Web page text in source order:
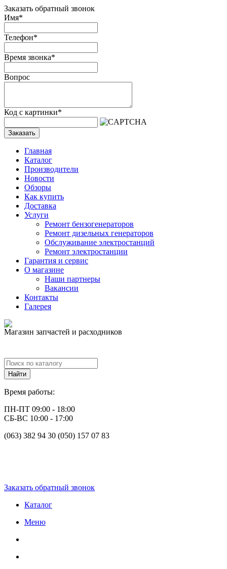
Заказать обратный звонок
Имя*
Телефон*
Время звонка*
Вопрос
Код с картинки*
Заказать
Главная
Каталог
Производители
Новости
Обзоры
Как купить
Доставка
Услуги
Ремонт бензогенераторов
Ремонт дизельных генераторов
Обслуживание электростанций
Ремонт электростанции
Гарантия и сервис
О магазине
Наши партнеры
Вакансии
Контакты
Галерея
Магазин запчастей и расходников
Время работы:
ПН-ПТ 09:00 - 18:00
СБ-ВС 10:00 - 17:00
(063) 382 94 30 (050) 157 07 83
Заказать обратный звонок
Каталог
Меню